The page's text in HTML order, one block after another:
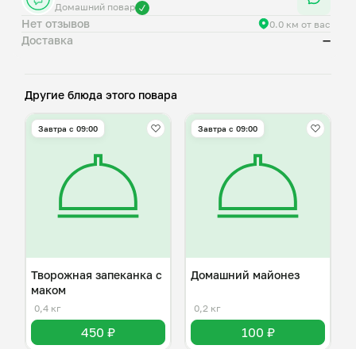
Домашний повар
Нет отзывов 0.0 км от вас
Доставка —
Другие блюда этого повара
Завтра c 09:00
Творожная запеканка с
маком
0,4 кг
450 ₽
Завтра c 09:00
Домашний майонез
0,2 кг
100 ₽